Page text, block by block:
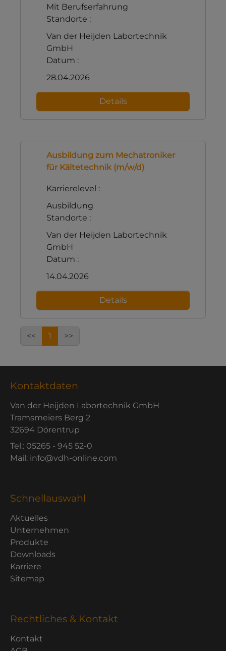
Mit Berufserfahrung
Standorte :
Van der Heijden Labortechnik
GmbH
Datum :
28.04.2026
Details
Ausbildung zum Mechatroniker
für Kältetechnik (m/w/d)
Karrierelevel :
Ausbildung
Standorte :
Van der Heijden Labortechnik
GmbH
Datum :
14.04.2026
Details
<< 1 >>
Kontaktdaten
Van der Heijden Labortechnik GmbH
Tramsmeiers Berg 2
32694 Dörentrup
Tel.: 05265 - 945 52-0
Mail: info@vdh-online.com
Schnellauswahl
Aktuelles
Unternehmen
Produkte
Downloads
Karriere
Sitemap
Rechtliches & Kontakt
Kontakt